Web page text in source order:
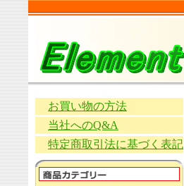
お買い物の方法
当社へのQ&A
特定商取引法に基づく表記